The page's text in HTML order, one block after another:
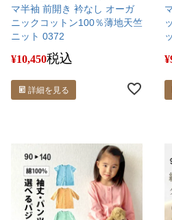
マ半袖 前開き 衿なし オーガ
ニックコットン100％薄地天竺
ニット 0372
¥10,450税込
詳細を見る
¥